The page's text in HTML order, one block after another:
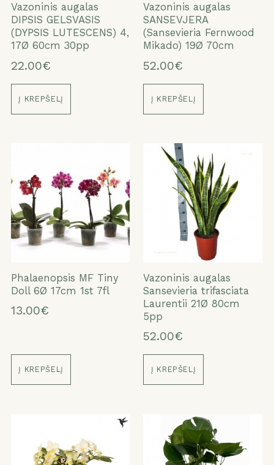
Vazoninis augalas
DIPSIS GELSVASIS
(DYPSIS LUTESCENS) 4,
17Ø 60cm 30pp
22.00€
Į KREPŠELĮ
Vazoninis augalas
SANSEVJERA
(Sansevieria Fernwood
Mikado) 19Ø 70cm
52.00€
Į KREPŠELĮ
Phalaenopsis MF Tiny
Doll 6Ø 17cm 1st 7fl
13.00€
Į KREPŠELĮ
Vazoninis augalas
Sansevieria trifasciata
Laurentii 21Ø 80cm
5pp
52.00€
Į KREPŠELĮ